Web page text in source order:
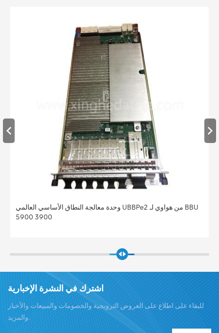
وحدة معالجة النطاق الأساسي العالمي UBBPe4 من هواوي لـ BBU
5900 3900
اشترك في النشرة الإخبارية
للبقاء على اطلاع على العروض الترويجية والخصومات والمبيعات والأخبار
والمزيد.